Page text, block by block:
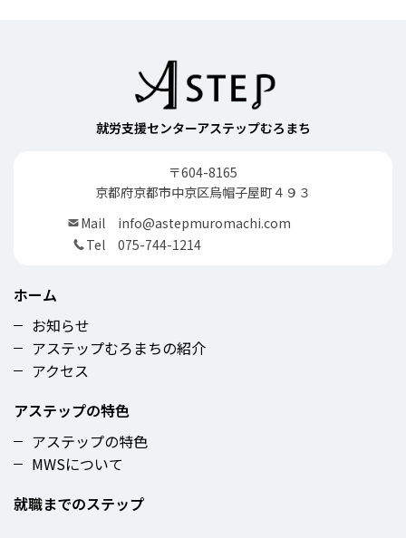
就労支援センターアステップむろまち
〒604-8165
京都府京都市中京区烏帽子屋町４９３
Mail
info@astepmuromachi.com
Tel
075-744-1214
ホーム
お知らせ
アステップむろまちの紹介
アクセス
アステップの特色
アステップの特色
MWSについて
就職までのステップ